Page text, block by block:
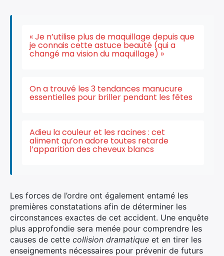
« Je n’utilise plus de maquillage depuis que
je connais cette astuce beauté (qui a
changé ma vision du maquillage) »
On a trouvé les 3 tendances manucure
essentielles pour briller pendant les fêtes
Adieu la couleur et les racines : cet
aliment qu’on adore toutes retarde
l’apparition des cheveux blancs
Les forces de l’ordre ont également entamé les
premières constatations afin de déterminer les
circonstances exactes de cet accident. Une enquête
plus approfondie sera menée pour comprendre les
causes de cette collision dramatique et en tirer les
enseignements nécessaires pour prévenir de futurs